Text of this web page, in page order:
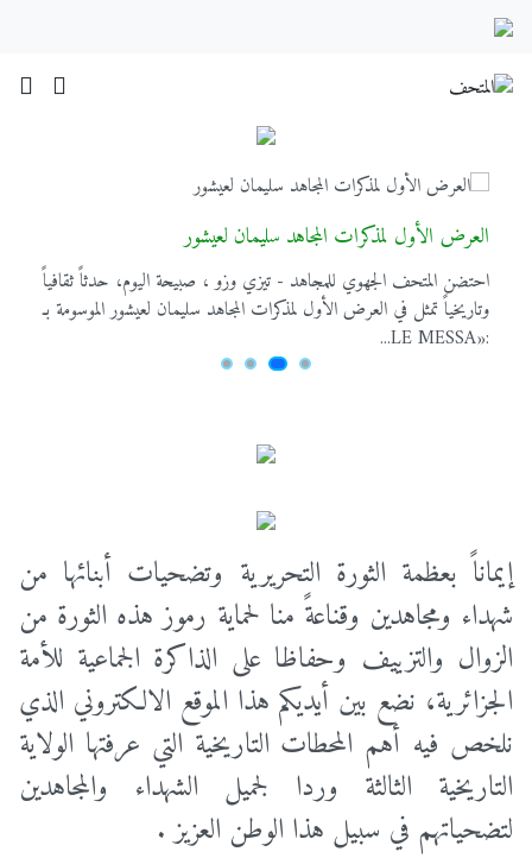
العرض الأول لمذكرات المجاهد سليمان لعيشور
احتضن المتحف الجهوي للمجاهد - تيزي وزو ، صبيحة اليوم، حدثاً ثقافياً
وتاريخياً تمثل في العرض الأول لمذكرات المجاهد سليمان لعيشور الموسومة بـ
:«LE MESSA...
إيماناً بعظمة الثورة التحريرية وتضحيات أبنائها من
شهداء ومجاهدين وقناعةً منا لحماية رموز هذه الثورة من
الزوال والتزييف وحفاظا على الذاكرة الجماعية للأمة
الجزائرية، نضع بين أيديكم هذا الموقع الالكتروني الذي
نلخص فيه أهم المحطات التاريخية التي عرفتها الولاية
التاريخية الثالثة وردا لجميل الشهداء والمجاهدين
لتضحياتهم في سبيل هذا الوطن العزيز .